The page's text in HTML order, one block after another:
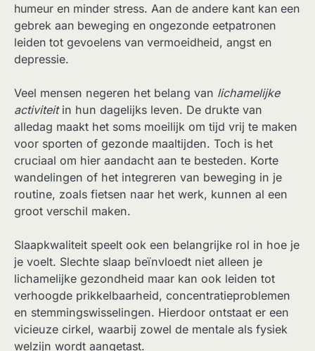
humeur en minder stress. Aan de andere kant kan een
gebrek aan beweging en ongezonde eetpatronen
leiden tot gevoelens van vermoeidheid, angst en
depressie.
Veel mensen negeren het belang van lichamelijke
activiteitin hun dagelijks leven. De drukte van
alledag maakt het soms moeilijk om tijd vrij te maken
voor sporten of gezonde maaltijden. Toch is het
cruciaal om hier aandacht aan te besteden. Korte
wandelingen of het integreren van beweging in je
routine, zoals fietsen naar het werk, kunnen al een
groot verschil maken.
Slaapkwaliteit speelt ook een belangrijke rol in hoe je
je voelt. Slechte slaap beïnvloedt niet alleen je
lichamelijke gezondheid maar kan ook leiden tot
verhoogde prikkelbaarheid, concentratieproblemen
en stemmingswisselingen. Hierdoor ontstaat er een
vicieuze cirkel, waarbij zowel de mentale als fysiek
welzijn wordt aangetast.